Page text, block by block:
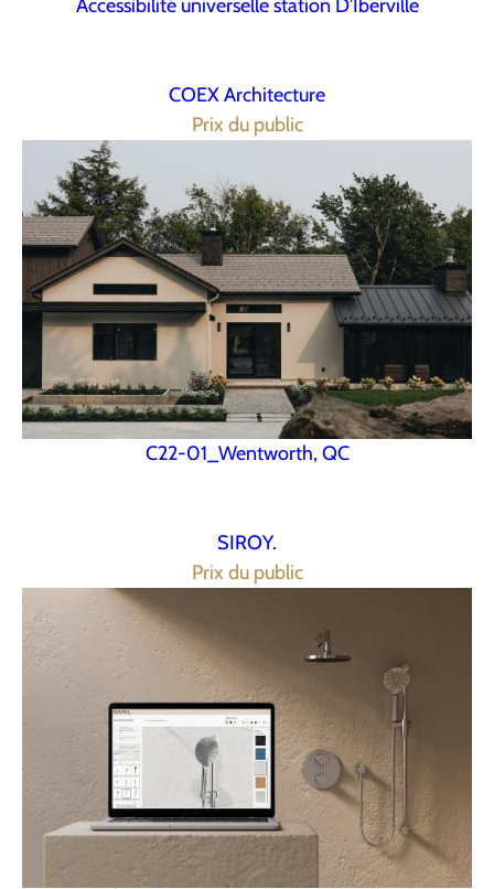
Accessibilité universelle station D’Iberville
COEX Architecture
Prix du public
C22-01_Wentworth, QC
SIROY.
Prix du public